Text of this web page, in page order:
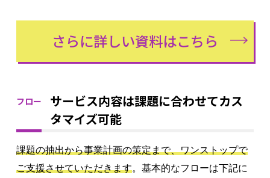
さらに詳しい資料はこちら
フロー
サービス内容は課題に合わせてカス
タマイズ可能
課題の抽出から事業計画の策定まで、ワンストップで
ご支援させていただきます。基本的なフローは下記に